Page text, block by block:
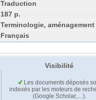
Traduction
187 p.
Terminologie,
Français
Visibilité
Les documents déposés
indexés par les moteurs de
(Google Scholar,…).